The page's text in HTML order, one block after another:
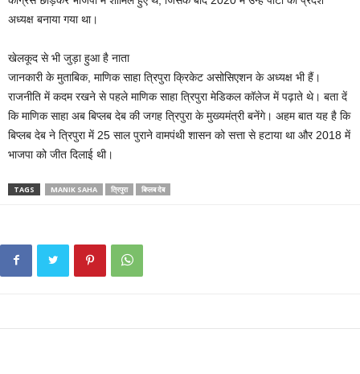
अध्यक्ष बनाया गया था।
खेलकूद से भी जुड़ा हुआ है नाता
जानकारी के मुताबिक, माणिक साहा त्रिपुरा क्रिकेट असोसिएशन के अध्यक्ष भी हैं।
राजनीति में कदम रखने से पहले माणिक साहा त्रिपुरा मेडिकल कॉलेज में पढ़ाते थे। बता दें
कि माणिक साहा अब बिप्लब देब की जगह त्रिपुरा के मुख्यमंत्री बनेंगे। अहम बात यह है कि
बिप्लब देब ने त्रिपुरा में 25 साल पुराने वामपंथी शासन को सत्ता से हटाया था और 2018 में
भाजपा को जीत दिलाई थी।
TAGS MANIK SAHA त्रिपुरा बिप्लब देब